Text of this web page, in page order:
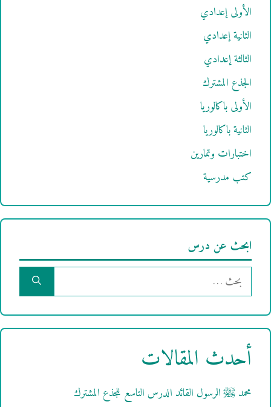
الأولى إعدادي
الثانية إعدادي
الثالثة إعدادي
الجذع المشترك
الأولى باكالوريا
الثانية باكالوريا
اختبارات وتمارين
كتب مدرسية
ابحث عن درس
البحث
عن:
أحدث المقالات
محمد ﷺ الرسول القائد الدرس التاسع للجذع المشترك